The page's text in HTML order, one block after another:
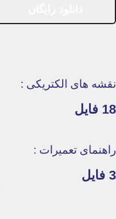
نقشه های الکتریکی :
18 فایل
راهنمای تعمیرات :
3 فایل